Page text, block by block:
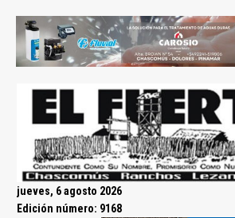
jueves, 6 agosto 2026
Edición número: 9168